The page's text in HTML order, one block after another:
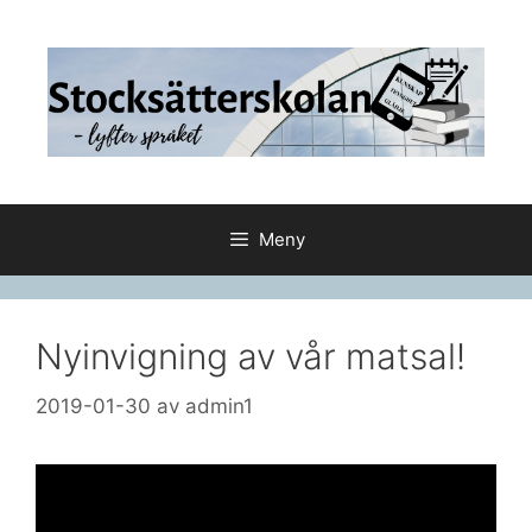
Meny
Nyinvigning av vår matsal!
2019-01-30 av admin1